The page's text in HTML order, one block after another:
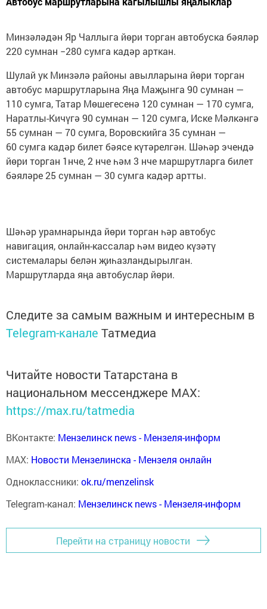
Минзәләдән Яр Чаллыга йөри торган автобуска бәяләр
220 сумнан −280 сумга кадәр арткан.
Шулай ук Минзәлә районы авылларына йөри торган
автобус маршрутларына Яңа Маҗынга 90 сумнан —
110 сумга, Татар Мөшегесенә 120 сумнан — 170 сумга,
Наратлы-Кичүгә 90 сумнан — 120 сумга, Иске Мәлкәнгә
55 сумнан — 70 сумга, Воровскийга 35 сумнан —
60 сумга кадәр билет бәясе күтәрелгән. Шәһәр эчендә
йөри торган 1нче, 2 нче һәм 3 нче маршрутларга билет
бәяләре 25 сумнан — 30 сумга кадәр артты.
Шәһәр урамнарында йөри торган һәр автобус
навигация, онлайн-кассалар һәм видео күзәтү
системалары белән җиһазландырылган.
Маршрутларда яңа автобуслар йөри.
Следите за самым важным и интересным в
Telegram-канале Татмедиа
Читайте новости Татарстана в
национальном мессенджере MАХ:
https://max.ru/tatmedia
ВКонтакте: Мензелинск news - Мензеля-информ
MAX: Новости Мензелинска - Мензеля онлайн
Одноклассники: ok.ru/menzelinsk
Telegram-канал: Мензелинск news - Мензеля-информ
Перейти на страницу новости